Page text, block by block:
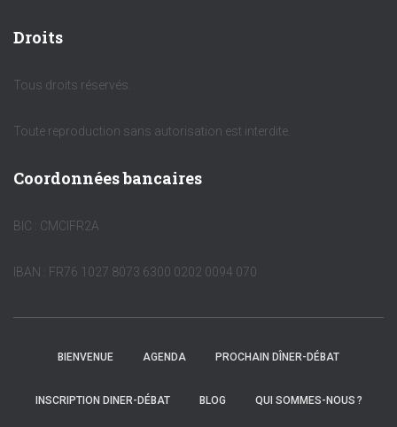
Droits
Tous droits réservés.
Toute reproduction sans autorisation est interdite.
Coordonnées bancaires
BIC : CMCIFR2A
IBAN : FR76 1027 8073 6300 0202 0094 070
BIENVENUE AGENDA PROCHAIN DÎNER-DÉBAT
INSCRIPTION DINER-DÉBAT BLOG QUI SOMMES-NOUS ?